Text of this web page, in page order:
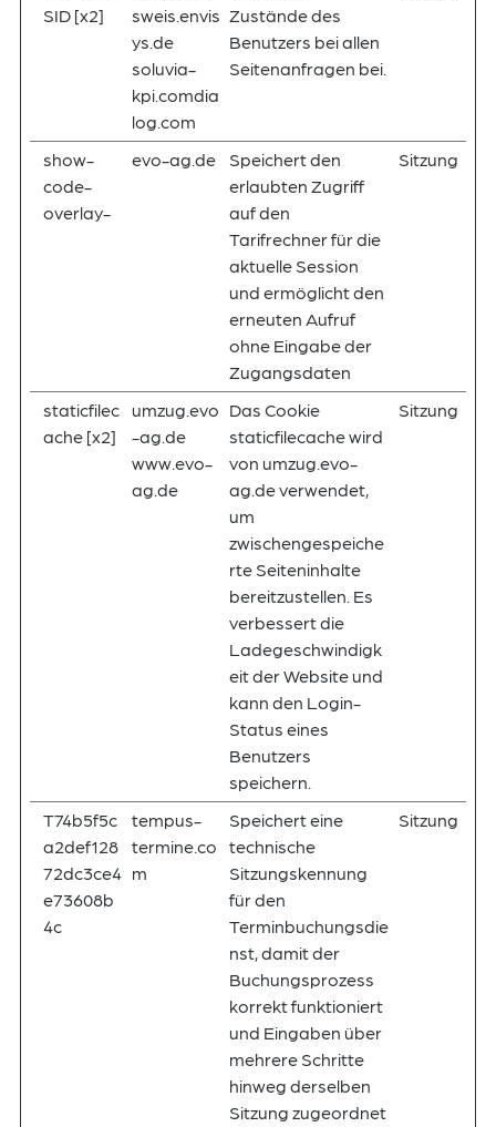
SID [x2]
sweis.envis
ys.de
soluvia-
kpi.comdia
log.com
Zustände des
Benutzers bei allen
Seitenanfragen bei.
show-
code-
overlay-
evo-ag.de
Speichert den
erlaubten Zugriff
auf den
Tarifrechner für die
aktuelle Session
und ermöglicht den
erneuten Aufruf
ohne Eingabe der
Zugangsdaten
Sitzung
staticfilec
ache [x2]
umzug.evo
-ag.de
www.evo-
ag.de
Das Cookie
staticfilecache wird
von umzug.evo-
ag.de verwendet,
um
zwischengespeiche
rte Seiteninhalte
bereitzustellen. Es
verbessert die
Ladegeschwindigk
eit der Website und
kann den Login-
Status eines
Benutzers
speichern.
Sitzung
T74b5f5c
a2def128
72dc3ce4
e73608b
4c
tempus-
termine.co
m
Speichert eine
technische
Sitzungskennung
für den
Terminbuchungsdie
nst, damit der
Buchungsprozess
korrekt funktioniert
und Eingaben über
mehrere Schritte
hinweg derselben
Sitzung zugeordnet
Sitzung